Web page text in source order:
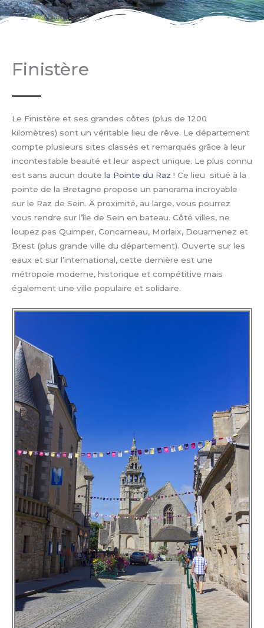
Finistère
Le Finistère et ses grandes côtes (plus de 1200
kilomètres) sont un véritable lieu de rêve. Le département
compte plusieurs sites classés et remarqués grâce à leur
incontestable beauté et leur aspect unique. Le plus connu
est sans aucun doute la Pointe du Raz ! Ce lieu situé à la
pointe de la Bretagne propose un panorama incroyable
sur le Raz de Sein. À proximité, au large, vous pourrez
vous rendre sur l’île de Sein en bateau. Côté villes, ne
loupez pas Quimper, Concarneau, Morlaix, Douarnenez et
Brest (plus grande ville du département). Ouverte sur les
eaux et sur l’international, cette dernière est une
métropole moderne, historique et compétitive mais
également une ville populaire et solidaire.